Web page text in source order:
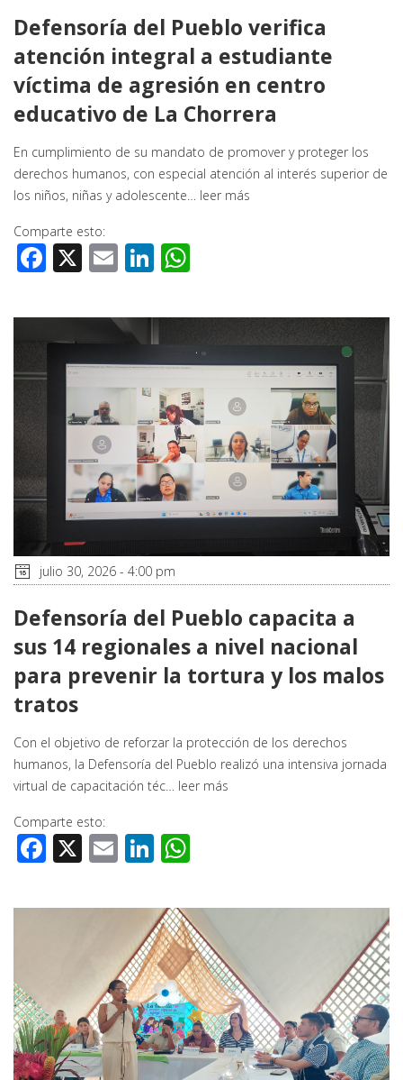
Defensoría del Pueblo verifica
atención integral a estudiante
víctima de agresión en centro
educativo de La Chorrera
En cumplimiento de su mandato de promover y proteger los
derechos humanos, con especial atención al interés superior de
los niños, niñas y adolescente… leer más
Comparte esto:
Facebook
X EmailLinkedIn
julio 30, 2026 - 4:00 pm
Defensoría del Pueblo capacita a
sus 14 regionales a nivel nacional
para prevenir la tortura y los malos
tratos
Con el objetivo de reforzar la protección de los derechos
humanos, la Defensoría del Pueblo realizó una intensiva jornada
virtual de capacitación téc… leer más
Comparte esto:
Facebook
X EmailLinkedIn